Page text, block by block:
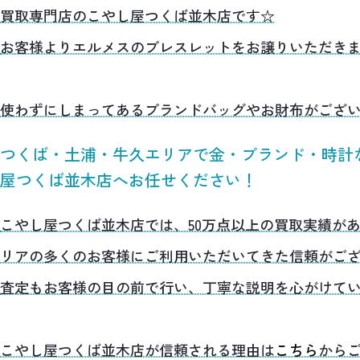
買取専門店のこやし屋つくば並木店です☆
お客様よりエルメスのブレスレットをお譲りいただき
使わずにしまってあるブランドバッグやお財布がござ
つくば・土浦・牛久エリアで金・ブランド・時
屋つくば並木店へお任せください！
こやし屋つくば並木店では、50万点以上の買取実績が
リアの多くのお客様にご利用いただいてきた信頼がご
査定もお客様の目の前で行い、丁寧な説明を心がけて
こやし屋つくば並木店が信頼される理由はこちらから